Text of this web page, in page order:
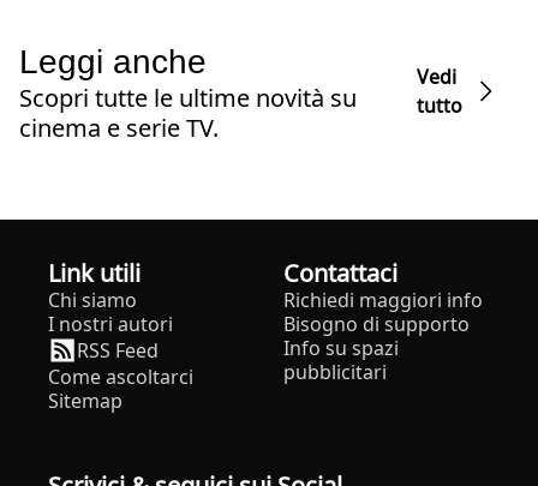
Leggi anche
Scopri tutte le ultime novità su
cinema e serie TV.
Vedi
tutto
Link utili
Chi siamo
I nostri autori
RSS Feed
Come ascoltarci
Sitemap
Contattaci
Richiedi maggiori info
Bisogno di supporto
Info su spazi
pubblicitari